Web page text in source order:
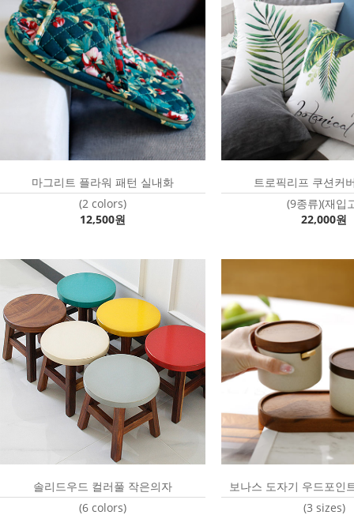
마그리트 플라워 패턴 실내화
(2 colors)
12,500원
트로픽리프 쿠션커
(9종류)(재입
22,000원
솔리드우드 컬러풀 작은의자
(6 colors)
보나스 도자기 우드포인
(3 sizes)